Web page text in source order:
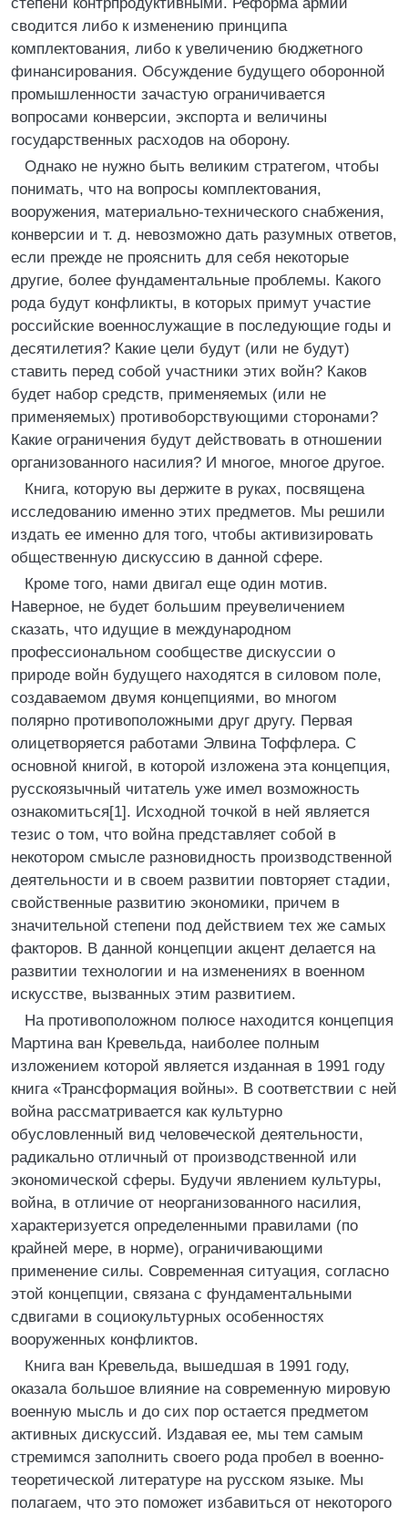
сводится либо к изменению принципа
комплектования, либо к увеличению бюджетного
финансирования. Обсуждение будущего оборонной
промышленности зачастую ограничивается
вопросами конверсии, экспорта и величины
государственных расходов на оборону.
Однако не нужно быть великим стратегом, чтобы
понимать, что на вопросы комплектования,
вооружения, материально-технического снабжения,
конверсии и т. д. невозможно дать разумных ответов,
если прежде не прояснить для себя некоторые
другие, более фундаментальные проблемы. Какого
рода будут конфликты, в которых примут участие
российские военнослужащие в последующие годы и
десятилетия? Какие цели будут (или не будут)
ставить перед собой участники этих войн? Каков
будет набор средств, применяемых (или не
применяемых) противоборствующими сторонами?
Какие ограничения будут действовать в отношении
организованного насилия? И многое, многое другое.
Книга, которую вы держите в руках, посвящена
исследованию именно этих предметов. Мы решили
издать ее именно для того, чтобы активизировать
общественную дискуссию в данной сфере.
Кроме того, нами двигал еще один мотив.
Наверное, не будет большим преувеличением
сказать, что идущие в международном
профессиональном сообществе дискуссии о
природе войн будущего находятся в силовом поле,
создаваемом двумя концепциями, во многом
полярно противоположными друг другу. Первая
олицетворяется работами Элвина Тоффлера. С
основной книгой, в которой изложена эта концепция,
русскоязычный читатель уже имел возможность
ознакомиться[1]. Исходной точкой в ней является
тезис о том, что война представляет собой в
некотором смысле разновидность производственной
деятельности и в своем развитии повторяет стадии,
свойственные развитию экономики, причем в
значительной степени под действием тех же самых
факторов. В данной концепции акцент делается на
развитии технологии и на изменениях в военном
искусстве, вызванных этим развитием.
На противоположном полюсе находится концепция
Мартина ван Кревельда, наиболее полным
изложением которой является изданная в 1991 году
книга «Трансформация войны». В соответствии с ней
война рассматривается как культурно
обусловленный вид человеческой деятельности,
радикально отличный от производственной или
экономической сферы. Будучи явлением культуры,
война, в отличие от неорганизованного насилия,
характеризуется определенными правилами (по
крайней мере, в норме), ограничивающими
применение силы. Современная ситуация, согласно
этой концепции, связана с фундаментальными
сдвигами в социокультурных особенностях
вооруженных конфликтов.
Книга ван Кревельда, вышедшая в 1991 году,
оказала большое влияние на современную мировую
военную мысль и до сих пор остается предметом
активных дискуссий. Издавая ее, мы тем самым
стремимся заполнить своего рода пробел в военно-
теоретической литературе на русском языке. Мы
полагаем, что это поможет избавиться от некоторого